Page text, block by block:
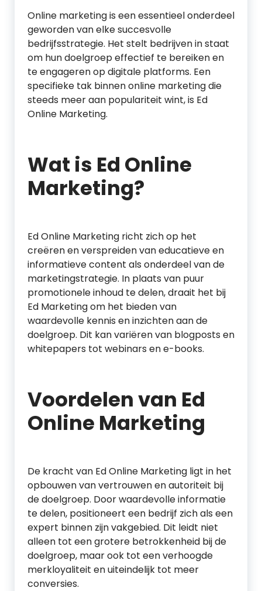
Online marketing is een essentieel onderdeel
geworden van elke succesvolle
bedrijfsstrategie. Het stelt bedrijven in staat
om hun doelgroep effectief te bereiken en
te engageren op digitale platforms. Een
specifieke tak binnen online marketing die
steeds meer aan populariteit wint, is Ed
Online Marketing.
Wat is Ed Online
Marketing?
Ed Online Marketing richt zich op het
creëren en verspreiden van educatieve en
informatieve content als onderdeel van de
marketingstrategie. In plaats van puur
promotionele inhoud te delen, draait het bij
Ed Marketing om het bieden van
waardevolle kennis en inzichten aan de
doelgroep. Dit kan variëren van blogposts en
whitepapers tot webinars en e-books.
Voordelen van Ed
Online Marketing
De kracht van Ed Online Marketing ligt in het
opbouwen van vertrouwen en autoriteit bij
de doelgroep. Door waardevolle informatie
te delen, positioneert een bedrijf zich als een
expert binnen zijn vakgebied. Dit leidt niet
alleen tot een grotere betrokkenheid bij de
doelgroep, maar ook tot een verhoogde
merkloyaliteit en uiteindelijk tot meer
conversies.